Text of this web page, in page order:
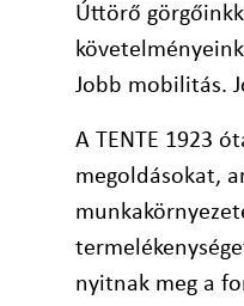
Úttörő
Jobb mobilitás.
A TENTE 1923
megoldásokat,
nyitnak meg a